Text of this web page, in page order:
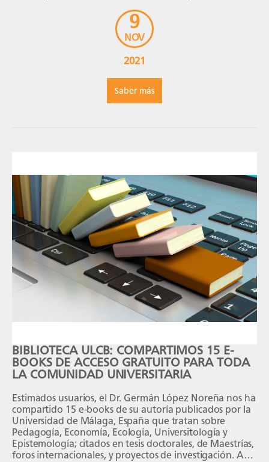
9
NOV
2021
Saber más
BIBLIOTECA ULCB: COMPARTIMOS 15 E-
BOOKS DE ACCESO GRATUITO PARA TODA
LA COMUNIDAD UNIVERSITARIA
Estimados usuarios, el Dr. Germán López Noreña nos ha
compartido 15 e-books de su autoría publicados por la
Universidad de Málaga, España que tratan sobre
Pedagogía, Economía, Ecología, Universitología y
Epistemología; citados en tesis doctorales, de Maestrías,
foros internacionales, y proyectos de investigación. A